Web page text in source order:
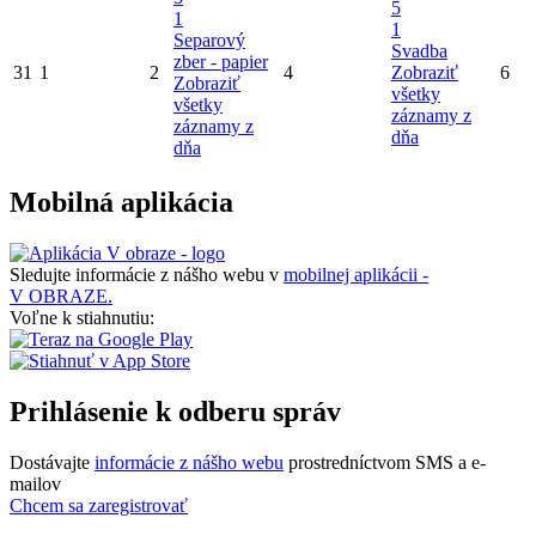
31 1 2
1
Separový
zber - papier
Zobraziť
všetky
záznamy z
dňa
4
5
1
Svadba
Zobraziť
všetky
záznamy z
dňa
6
Mobilná aplikácia
Sledujte informácie z nášho webu v mobilnej aplikácii -
V OBRAZE.
Voľne k stiahnutiu:
Prihlásenie k odberu správ
Dostávajte informácie z nášho webu prostredníctvom SMS a e-
mailov
Chcem sa zaregistrovať